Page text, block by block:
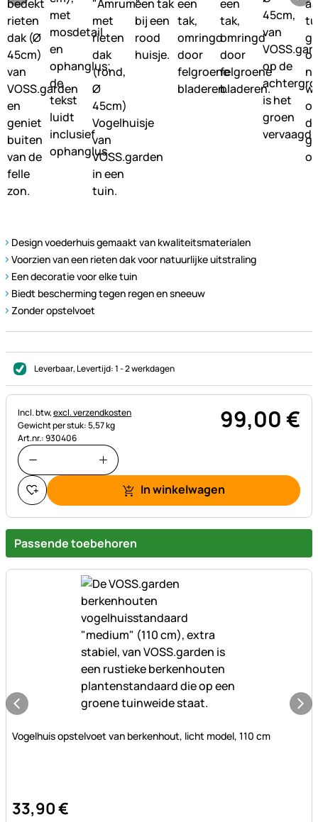
Design voederhuis gemaakt van kwaliteitsmaterialen
Voorzien van een rieten dak voor natuurlijke uitstraling
Een decoratie voor elke tuin
Biedt bescherming tegen regen en sneeuw
Zonder opstelvoet
Leverbaar, Levertijd:1 - 2 werkdagen
Belastinginformatie:
Incl. btw,excl. verzendkosten
Gewicht per stuk: 5,57 kg
Art.nr.: 930406
99,00€
In winkelwagen
Passende toebehoren
Vogelhuis opstelvoet van berkenhout, licht model, 110 cm
33,90€